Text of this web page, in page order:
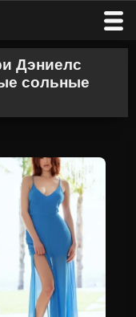
Дэниелс
сольные